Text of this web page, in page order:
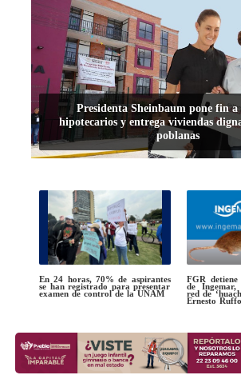
Presidenta Sheinbaum pone fin a
hipotecarios y entrega viviendas
poblanas
En 24 horas, 70% de aspirantes
se han registrado para presentar
examen de control de la UNAM
FGR
de
red de
Ernesto Ruffo